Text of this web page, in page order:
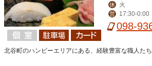
休 火
営 17:30-
098-
北谷町のハンビーエリアにある、経験豊富な職人たち